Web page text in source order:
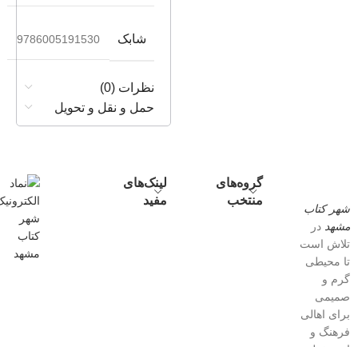
شابک 9786005191530
نظرات (0)
حمل و نقل و تحویل
شهر کتاب
مشهد در
تلاش است
تا محیطی
گرم و
صمیمی
برای اهالی
فرهنگ و
گروه‌های
منتخب
لینک‌های
مفید